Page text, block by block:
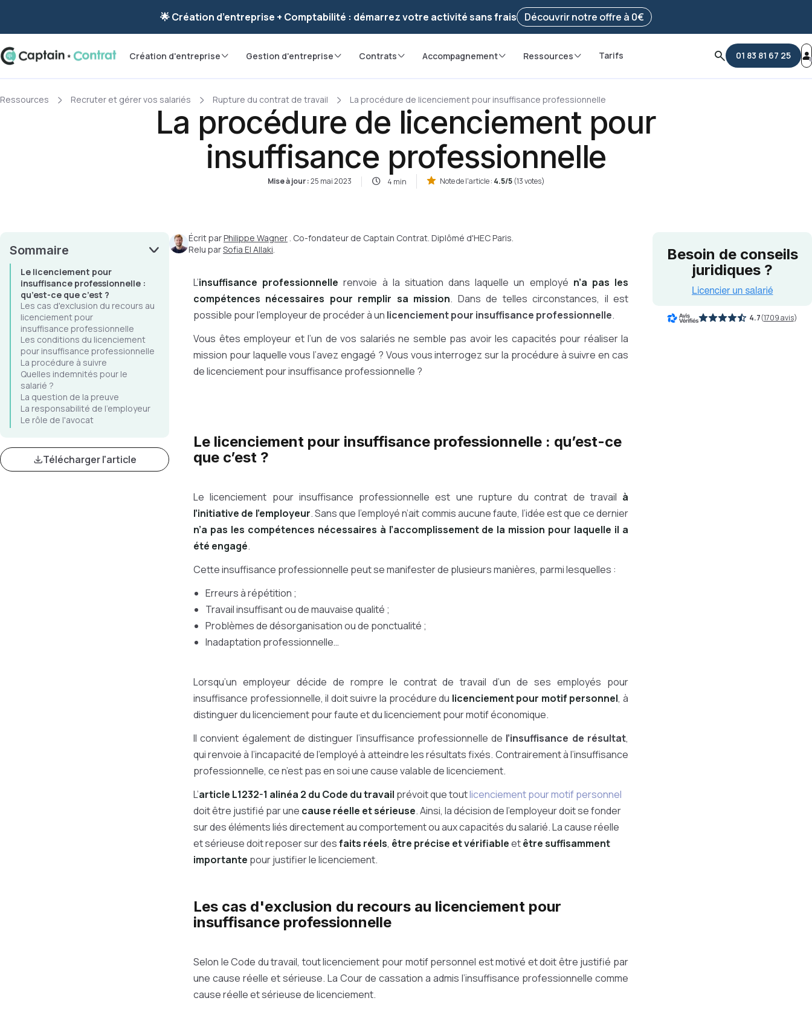
Ravis de vous revoir ! Votre démarchea été enregistrée 🚀 Reprendre ma démarche
🌟 Création d’entreprise + Comptabilité : démarrez votre activité sans frais Découvrir notre offre à 0€
Création d'entreprise Gestion d'entreprise Contrats Accompagnement Ressources Tarifs 01 83 81 67 25
Ressources Recruter et gérer vos salariés Rupture du contrat de travail La procédure de licenciement pour insuffisance professionnelle
La procédure de licenciement pour
insuffisance professionnelle
Mise à jour :25 mai 2023 4 min Note de l'article : 4.5/5(13 votes)
Sommaire
Le licenciement pour
insuffisance professionnelle :
qu’est-ce que c’est ?
Les cas d'exclusion du recours au
licenciement pour
insuffisance professionnelle
Les conditions du licenciement
pour insuffisance professionnelle
La procédure à suivre
Quelles indemnités pour le
salarié ?
La question de la preuve
La responsabilité de l'employeur
Le rôle de l'avocat
Télécharger l'article
Écrit parPhilippe Wagner. Co-fondateur de Captain Contrat. Diplômé d'HEC Paris.
Relu parSofia El Allaki.
L’insuffisance professionnellerenvoie à la situation dans laquelle un employé n’a pas les
compétences nécessaires pour remplir sa mission. Dans de telles circonstances, il est
possible pour l’employeur de procéder à un licenciement pour insuffisance professionnelle.
Vous êtes employeur et l’un de vos salariés ne semble pas avoir les capacités pour réaliser la
mission pour laquelle vous l’avez engagé ? Vous vous interrogez sur la procédure à suivre en cas
de licenciement pour insuffisance professionnelle ?
Le licenciement pour insuffisance professionnelle : qu’est-ce
que c’est ?
Le licenciement pour insuffisance professionnelle est une rupture du contrat de travail à
l’initiative de l’employeur. Sans que l’employé n’ait commis aucune faute, l’idée est que ce dernier
n’a pas les compétences nécessaires à l’accomplissement de la mission pour laquelle il a
été engagé.
Cette insuffisance professionnelle peut se manifester de plusieurs manières, parmi lesquelles :
Erreurs à répétition ;
Travail insuffisant ou de mauvaise qualité ;
Problèmes de désorganisation ou de ponctualité ;
Inadaptation professionnelle…
Lorsqu’un employeur décide de rompre le contrat de travail d’un de ses employés pour
insuffisance professionnelle, il doit suivre la procédure du licenciement pour motif personnel, à
distinguer du licenciement pour faute et du licenciement pour motif économique.
Il convient également de distinguer l’insuffisance professionnelle de l’insuffisance de résultat,
qui renvoie à l’incapacité de l’employé à atteindre les résultats fixés. Contrairement à l’insuffisance
professionnelle, ce n’est pas en soi une cause valable de licenciement.
L’article L1232-1 alinéa 2 du Code du travail prévoit que toutlicenciement pour motif personnel
doit être justifié par une cause réelle et sérieuse. Ainsi, la décision de l’employeur doit se fonder
sur des éléments liés directement au comportement ou aux capacités du salarié. La cause réelle
et sérieuse doit reposer sur desfaits réels, être précise et vérifiableetêtre suffisamment
importante pour justifier le licenciement.
Les cas d'exclusion du recours au licenciement pour
insuffisance professionnelle
Selon le Code du travail, tout licenciement pour motif personnel est motivé et doit être justifié par
une cause réelle et sérieuse. La Cour de cassation a admis l’insuffisance professionnelle comme
cause réelle et sérieuse de licenciement.
4.7(1709 avis)
Besoin de conseils
juridiques ?